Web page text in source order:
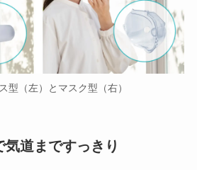
型（左）とマスク型（右）
道まですっきり